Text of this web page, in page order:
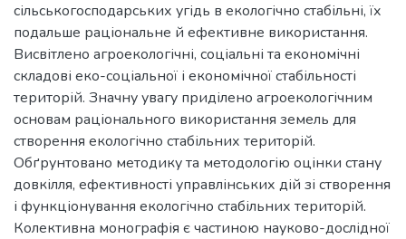
сільськогосподарських угідь в екологічно стабільні, їх
подальше раціональне й ефективне використання.
Висвітлено агроекологічні, соціальні та економічні
складові еко-соціальної і економічної стабільності
територій. Значну увагу приділено агроекологічним
основам раціонального використання земель для
створення екологічно стабільних територій.
Обґрунтовано методику та методологію оцінки стану
довкілля, ефективності управлінських дій зі створення
і функціонування екологічно стабільних територій.
Колективна монографія є частиною науково-дослідної